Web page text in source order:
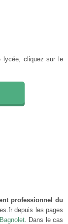
lycée, cliquez sur le
professionnel du
depuis les pages
. Dans le cas